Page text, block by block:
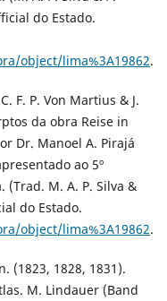
do Estado.
object/lima%3A19862.
F. P. Von Martius & J.
da obra Reise in
Dr. Manoel A. Pirajá
ao 5º
(Trad. M. A. P. Silva &
do Estado.
object/lima%3A19862.
(1823, 1828, 1831).
M. Lindauer (Band